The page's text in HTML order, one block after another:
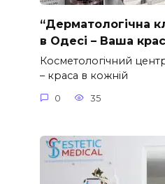
“Дерматологічна
в Одесі – Ваша
Косметологічний
– краса в кожній
0 35